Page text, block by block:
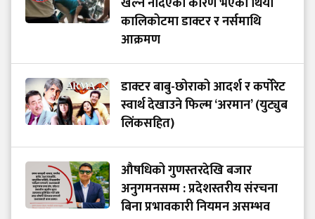
कालिकोटमा डाक्टर र नर्समाथि
आक्रमण
डाक्टर बाबु-छोराको आदर्श र कर्पोरेट
स्वार्थ देखाउने फिल्म ‘अरमान’ (युट्युब
लिंकसहित)
औषधिको गुणस्तरदेखि बजार
अनुगमनसम्म : प्रदेशस्तरीय संरचना
बिना प्रभावकारी नियमन असम्भव